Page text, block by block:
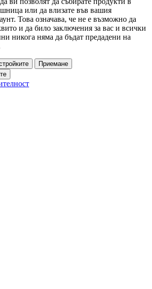
или да влизате във вашия
Това означава, че не е възможно да
и да било заключения за вас и всички
никога няма да бъдат предадени на
Приемане